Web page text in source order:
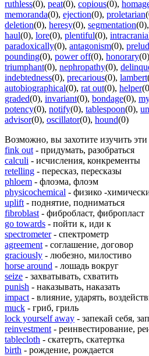
ruthless(0), peat(0), copious(0),
memoranda(0), ejection(0), proletarian
deletion(0), heresy(0), segmentation(0),
haul(0), lore(0), plentiful(0),
paradoxically(0), antagonism(0),
pounding(0), power off(0), honorary(0)
triumphant(0), nephropathy(0),
indebtedness(0), precarious(0), lambert
autobiographical(0), rat out(0), helper
graded(0), invariant(0), bondage(0),
potency(0), notify(0), tablespoon(0),
advisor(0), oscillator(0), hound(0)
Возможно, вы захотите изучить эти
fink out - придумать, разобраться
calculi - исчисления, конкременты
retelling - пересказ, пересказы
phloem - флоэма, флоэм
physicochemical - физико -
uplift - поднятие, подниматься
fibroblast - фибробласт, фибропласт
go towards - пойти к, иди к
spectrometer- спектрометр
agreement - соглашение, договор
graciously - любезно, милостиво
horse around - лошадь вокруг
seize - захватывать, схватить
punish - наказывать, наказать
impact - влияние, ударять,
muck - гриб, гриль
lock yourself away - запекай себя,
reinvestment - реинвестирование,
tablecloth - скатерть, скатертка
birth - рождение, рождается